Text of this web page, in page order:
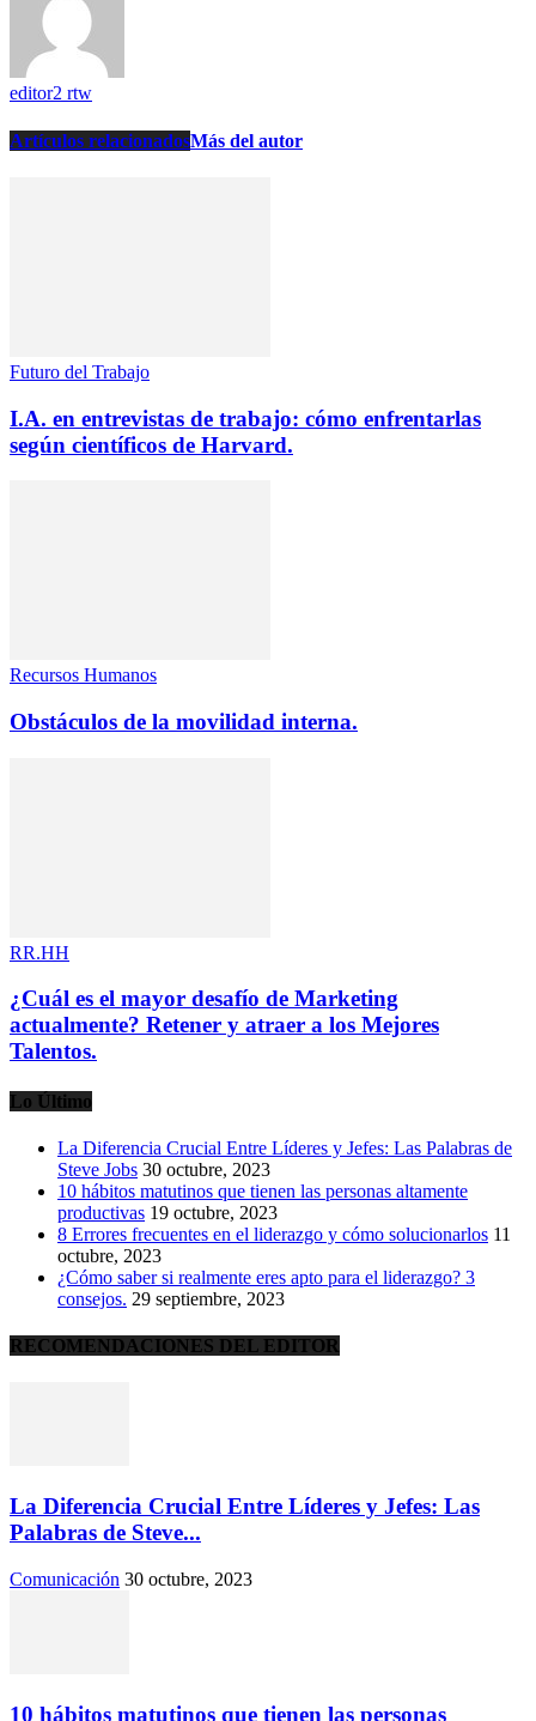
editor2 rtw
Artículos relacionadosMás del autor
Futuro del Trabajo
I.A. en entrevistas de trabajo: cómo enfrentarlas
según científicos de Harvard.
Recursos Humanos
Obstáculos de la movilidad interna.
RR.HH
¿Cuál es el mayor desafío de Marketing
actualmente? Retener y atraer a los Mejores
Talentos.
Lo Último
La Diferencia Crucial Entre Líderes y Jefes: Las Palabras de
Steve Jobs 30 octubre, 2023
10 hábitos matutinos que tienen las personas altamente
productivas 19 octubre, 2023
8 Errores frecuentes en el liderazgo y cómo solucionarlos 11
octubre, 2023
¿Cómo saber si realmente eres apto para el liderazgo? 3
consejos. 29 septiembre, 2023
RECOMENDACIONES DEL EDITOR
La Diferencia Crucial Entre Líderes y Jefes: Las
Palabras de Steve...
Comunicación 30 octubre, 2023
10 hábitos matutinos que tienen las personas